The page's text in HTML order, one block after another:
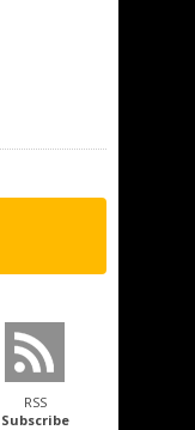
RSS
Subscribe